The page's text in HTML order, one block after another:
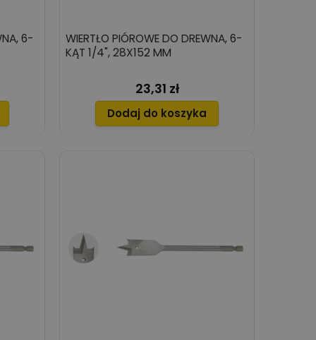
6-
WIERTŁO PIÓROWE DO DREWNA, 6-
KĄT 1/4", 28X152 MM
Cena
23,31 zł
Dodaj do koszyka